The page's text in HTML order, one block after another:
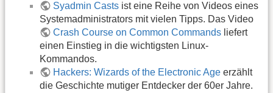
Syadmin Casts ist eine Reihe von Videos eines
Systemadministrators mit vielen Tipps. Das Video
Crash Course on Common Commands liefert
einen Einstieg in die wichtigsten Linux-
Kommandos.
Hackers: Wizards of the Electronic Age erzählt
die Geschichte mutiger Entdecker der 60er Jahre.